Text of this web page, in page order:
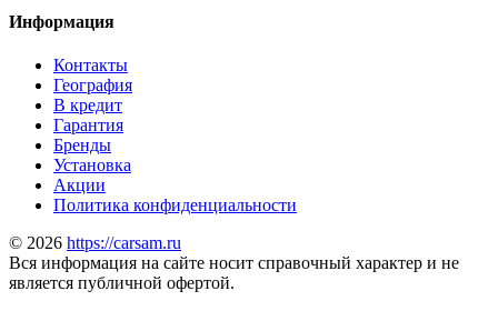
Информация
Контакты
География
В кредит
Гарантия
Бренды
Установка
Акции
Политика конфиденциальности
© 2026 https://carsam.ru
Вся информация на сайте носит справочный характер и не
является публичной офертой.